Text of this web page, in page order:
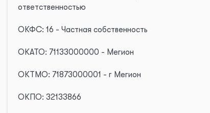
ответственностью
ОКФС: 16 - Частная собственность
ОКАТО: 71133000000 - Мегион
ОКТМО: 71873000001 - г Мегион
ОКПО: 32133866